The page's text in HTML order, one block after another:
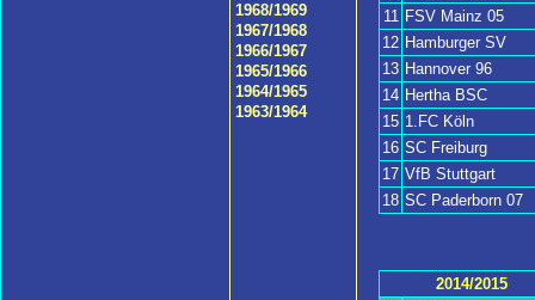
11
FSV Mainz 05
12 Hamburger SV
13 Hannover 96
14 Hertha BSC
15 1.FC Köln
16 SC Freiburg
17 VfB Stuttgart
18 SC Paderborn 07
2014/2015
1968/1969
1967/1968
1966/1967
1965/1966
1964/1965
1963/1964